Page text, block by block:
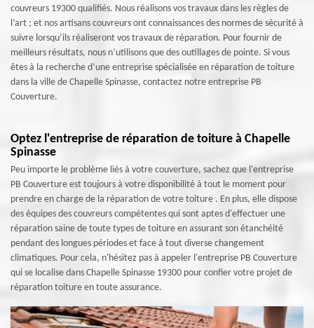
couvreurs 19300 qualifiés. Nous réalisons vos travaux dans les règles de
l’art ; et nos artisans couvreurs ont connaissances des normes de sécurité à
suivre lorsqu’ils réaliseront vos travaux de réparation. Pour fournir de
meilleurs résultats, nous n’utilisons que des outillages de pointe. Si vous
êtes à la recherche d’une entreprise spécialisée en réparation de toiture
dans la ville de Chapelle Spinasse, contactez notre entreprise PB
Couverture.
Optez l'entreprise de réparation de toiture à Chapelle
Spinasse
Peu importe le problème liés à votre couverture, sachez que l'entreprise
PB Couverture est toujours à votre disponibilité à tout le moment pour
prendre en charge de la réparation de votre toiture . En plus, elle dispose
des équipes des couvreurs compétentes qui sont aptes d'effectuer une
réparation saine de toute types de toiture en assurant son étanchéité
pendant des longues périodes et face à tout diverse changement
climatiques. Pour cela, n'hésitez pas à appeler l'entreprise PB Couverture
qui se localise dans Chapelle Spinasse 19300 pour confier votre projet de
réparation toiture en toute assurance.